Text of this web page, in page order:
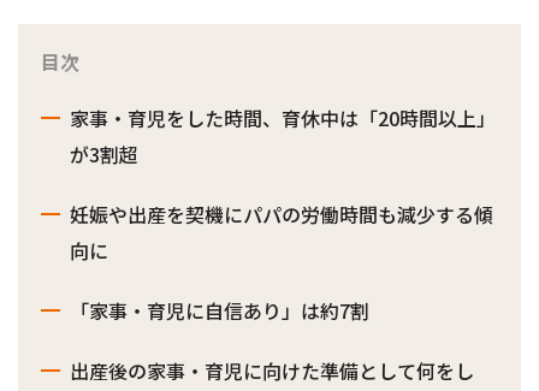
目次
家事・育児をした時間、育休中は「20時間以上」
が3割超
妊娠や出産を契機にパパの労働時間も減少する傾
向に
「家事・育児に自信あり」は約7割
出産後の家事・育児に向けた準備として何をし